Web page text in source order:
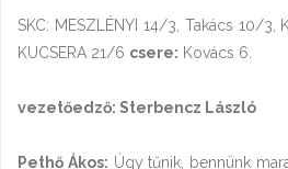
SKC: MESZLÉNYI 14/3, Takács 10/3,
KUCSERA 21/6 csere: Kovács 6.
vezetőedző: Sterbencz László
Pethő Ákos: Úgy tűnik, bennünk